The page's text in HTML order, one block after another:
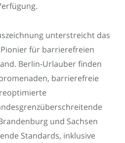
unterstreicht das
für barrierefreien
Berlin-Urlauber finden
barrierefreie
und Sachsen
Standards, inklusive